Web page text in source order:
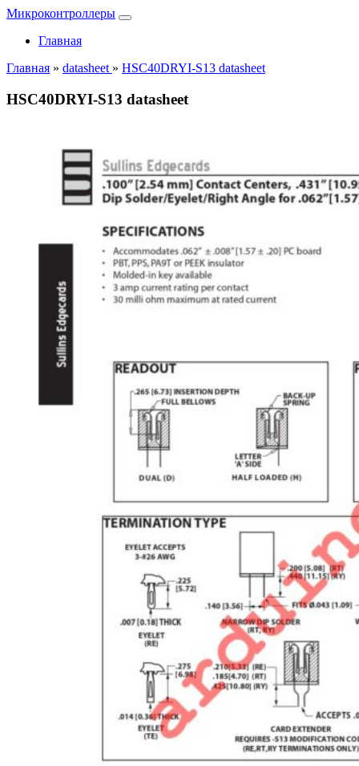
Микроконтроллеры
Главная
Главная » datasheet » HSC40DRYI-S13 datasheet
HSC40DRYI-S13 datasheet